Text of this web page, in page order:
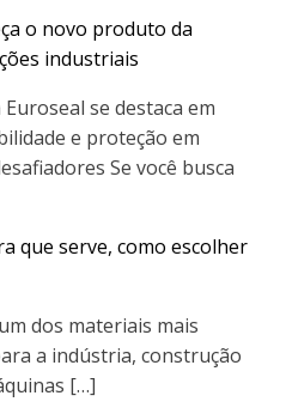
o novo produto da
industriais
se destaca em
e proteção em
Se você busca
que serve, como escolher
dos materiais mais
a indústria, construção
[…]